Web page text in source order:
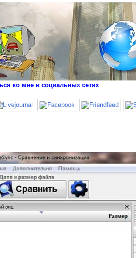
ко мне в социальных сетях